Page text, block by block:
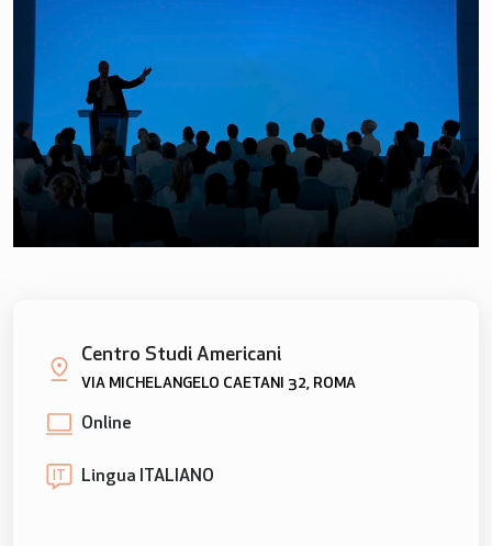
Centro Studi Americani
VIA MICHELANGELO CAETANI 32, ROMA
Online
IT Lingua ITALIANO